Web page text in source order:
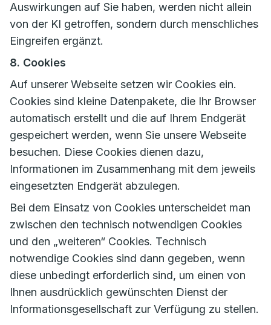
Auswirkungen auf Sie haben, werden nicht allein
von der KI getroffen, sondern durch menschliches
Eingreifen ergänzt.
8. Cookies
Auf unserer Webseite setzen wir Cookies ein.
Cookies sind kleine Datenpakete, die Ihr Browser
automatisch erstellt und die auf Ihrem Endgerät
gespeichert werden, wenn Sie unsere Webseite
besuchen. Diese Cookies dienen dazu,
Informationen im Zusammenhang mit dem jeweils
eingesetzten Endgerät abzulegen.
Bei dem Einsatz von Cookies unterscheidet man
zwischen den technisch notwendigen Cookies
und den „weiteren“ Cookies. Technisch
notwendige Cookies sind dann gegeben, wenn
diese unbedingt erforderlich sind, um einen von
Ihnen ausdrücklich gewünschten Dienst der
Informationsgesellschaft zur Verfügung zu stellen.